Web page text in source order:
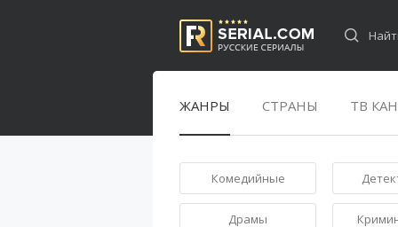
ЖАНРЫ СТРАНЫ ТВ
Комедийные
Драмы